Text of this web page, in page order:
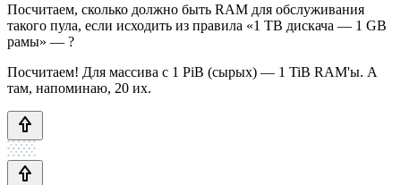
Посчитаем, сколько должно быть RAM для обслуживания
такого пула, если исходить из правила «1 TB дискача — 1 GB
рамы» — ?
Посчитаем! Для массива с 1 PiB (сырых) — 1 TiB RAM'ы. А
там, напоминаю, 20 их.